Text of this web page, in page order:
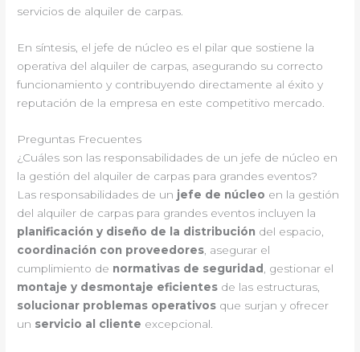
servicios de alquiler de carpas.
En síntesis, el jefe de núcleo es el pilar que sostiene la
operativa del alquiler de carpas, asegurando su correcto
funcionamiento y contribuyendo directamente al éxito y
reputación de la empresa en este competitivo mercado.
Preguntas Frecuentes
¿Cuáles son las responsabilidades de un jefe de núcleo en
la gestión del alquiler de carpas para grandes eventos?
Las responsabilidades de un jefe de núcleo en la gestión
del alquiler de carpas para grandes eventos incluyen la
planificación y diseño de la distribución del espacio,
coordinación con proveedores , asegurar el
cumplimiento de normativas de seguridad , gestionar el
montaje y desmontaje eficientes de las estructuras,
solucionar problemas operativos que surjan y ofrecer
un servicio al cliente excepcional.